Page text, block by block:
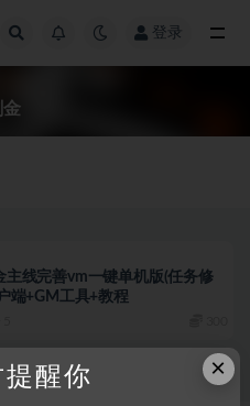
登录
金
主线完善vm一键单机版(任务修
端+GM工具+教程
×
提醒你